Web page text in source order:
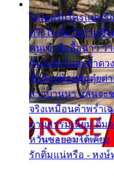
ไม่เคยรักใครแน่หรื
ตรึงใจ ติ๋มใช่งามซึ้
คนเขาลืออื้อฉาว ว่
กัน แต่หวั่นจะช้ำด
ชื่อต๋อยต้อยตุ้มตุ๋ยต่า
สาวบ้านนา แสนจะ
จริงเหมือนคำพร่ำ
ตามธรรมเนียม ติ๋ม
หวั่นขอยอมได้เคียง
รักติ๋มแน่หรือ - หงษ์